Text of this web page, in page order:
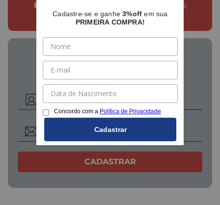
ESPECIALIZADOS
para ajudar em suas
compras!
Cadastre seu e-mail e receba
DESCONTOS EXCLUSIVOS
CADASTRAR
Cadastre-se e ganhe3%off em sua
PRIMEIRA COMPRA!
Concordo com a Política de Privacidade
Cadastrar